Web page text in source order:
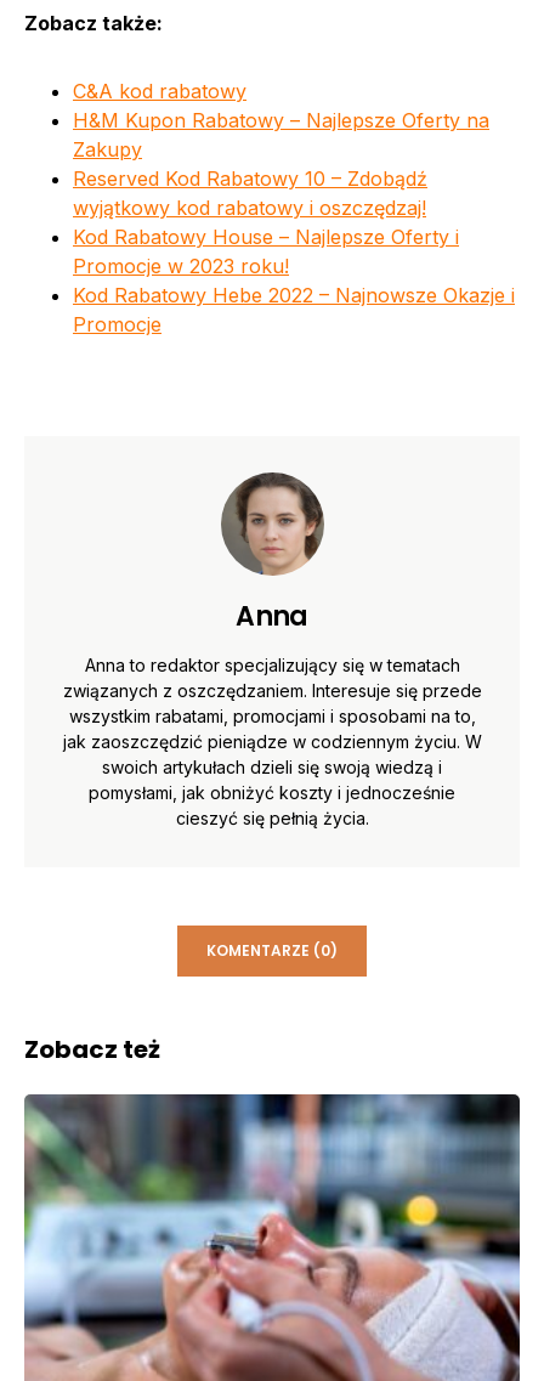
Zobacz także:
C&A kod rabatowy
H&M Kupon Rabatowy – Najlepsze Oferty na
Zakupy
Reserved Kod Rabatowy 10 – Zdobądź
wyjątkowy kod rabatowy i oszczędzaj!
Kod Rabatowy House – Najlepsze Oferty i
Promocje w 2023 roku!
Kod Rabatowy Hebe 2022 – Najnowsze Okazje i
Promocje
Anna
Anna to redaktor specjalizujący się w tematach
związanych z oszczędzaniem. Interesuje się przede
wszystkim rabatami, promocjami i sposobami na to,
jak zaoszczędzić pieniądze w codziennym życiu. W
swoich artykułach dzieli się swoją wiedzą i
pomysłami, jak obniżyć koszty i jednocześnie
cieszyć się pełnią życia.
KOMENTARZE (0)
Zobacz też